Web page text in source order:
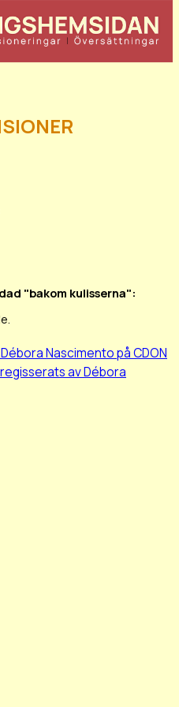
"bakom kulisserna":
Nascimento på CDON
av Débora